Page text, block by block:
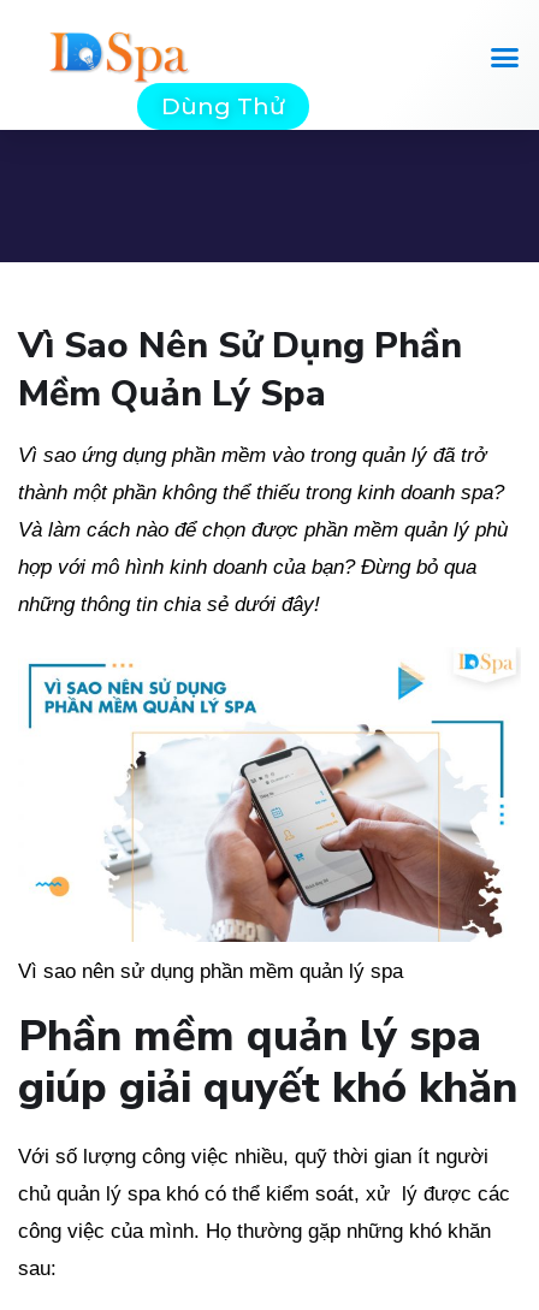
Dùng Thử
Vì Sao Nên Sử Dụng Phần
Mềm Quản Lý Spa
Vì sao ứng dụng phần mềm vào trong quản lý đã trở
thành một phần không thể thiếu trong kinh doanh spa?
Và làm cách nào để chọn được phần mềm quản lý phù
hợp với mô hình kinh doanh của bạn? Đừng bỏ qua
những thông tin chia sẻ dưới đây!
Vì sao nên sử dụng phần mềm quản lý spa
Phần mềm quản lý spa
giúp giải quyết khó khăn
Với số lượng công việc nhiều, quỹ thời gian ít người
chủ quản lý spa khó có thể kiểm soát, xử lý được các
công việc của mình. Họ thường gặp những khó khăn
sau: